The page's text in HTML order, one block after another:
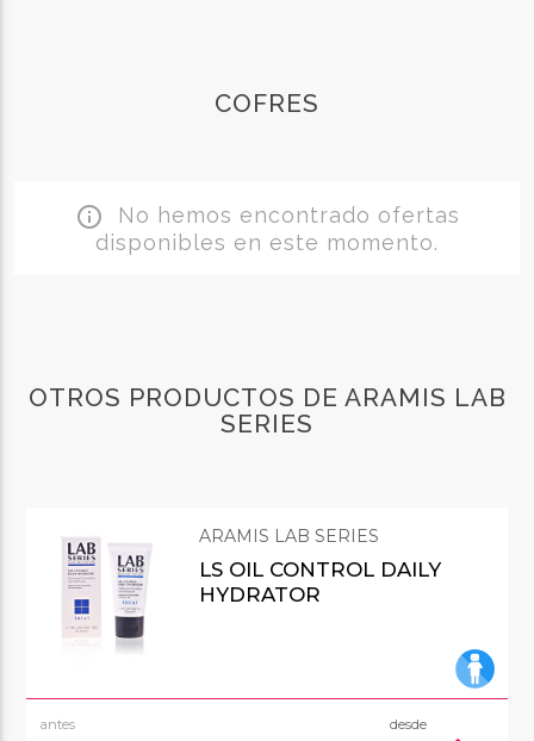
COFRES
info_outline No hemos encontrado ofertas
disponibles en este momento.
OTROS PRODUCTOS DE ARAMIS LAB
SERIES
ARAMIS LAB SERIES
LS OIL CONTROL DAILY
HYDRATOR
antes
desde